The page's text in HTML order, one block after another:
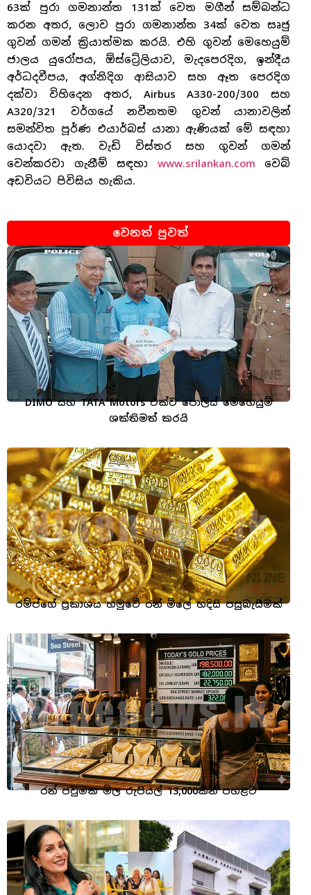
63ක් පුරා ගමනාන්ත 131ක් වෙත මගීන් සම්බන්ධ
කරන අතර, ලොව පුරා ගමනාන්ත 34ක් වෙත සෘජු
ගුවන් ගමන් ක්‍රියාත්මක කරයි. එහි ගුවන් මෙහෙයුම්
ජාලය යුරෝපය, ඕස්ට්‍රේලියාව, මැදපෙරදිග, ඉන්දීය
අර්ධදවීපය, අග්නිදිග ආසියාව සහ ඈත පෙරදිග
දක්වා විහිදෙන අතර, Airbus A330-200/300 සහ
A320/321 වර්ගයේ නවීනතම ගුවන් යානාවලින්
සමන්විත පූර්ණ එයාර්බස් යානා ඇණියක් මේ සඳහා
යොදවා ඇත. වැඩි විස්තර සහ ගුවන් ගමන්
වෙන්කරවා ගැනීම් සඳහා www.srilankan.com වෙබ්
අඩවියට පිවිසිය හැකිය.
වෙනත් පුවත්
DIMO සහ TATA Motors එක්ව පොලිස් මෙහෙයුම්
ශක්තිමත් කරයි
රම්ප්ගේ ප්‍රකාශය හමුවේ රන් මිලේ හදිසි පසුබැසීමක්
රන් පවුමක මිල රුපියල් 13,000කින් පහළට